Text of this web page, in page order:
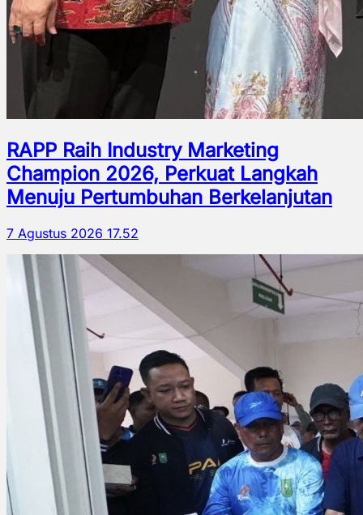
RAPP Raih Industry Marketing
Champion 2026, Perkuat Langkah
Menuju Pertumbuhan Berkelanjutan
7 Agustus 2026 17.52